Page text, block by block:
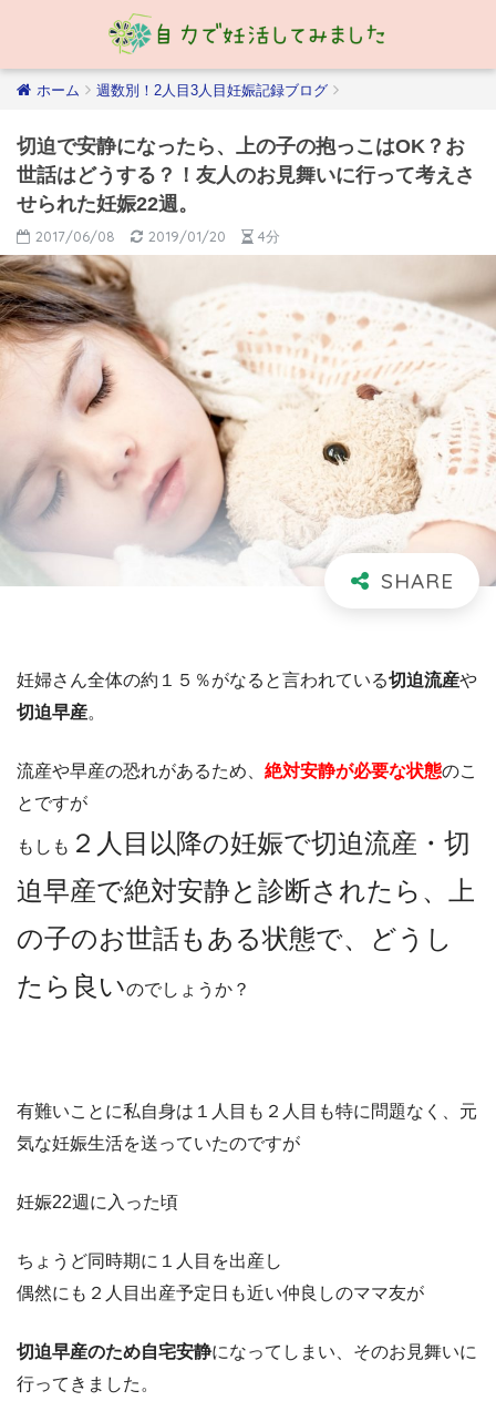
ホーム 週数別！2人目3人目妊娠記録ブログ
切迫で安静になったら、上の子の抱っこはOK？お
世話はどうする？！友人のお見舞いに行って考えさ
せられた妊娠22週。
2017/06/08 2019/01/20 4分
妊婦さん全体の約１５％がなると言われている切迫流産や
切迫早産。
流産や早産の恐れがあるため、 絶対安静が必要な状態のこ
とですが
もしも ２人目以降の妊娠で切迫流産・切
迫早産で絶対安静と診断されたら、上
の子のお世話もある状態で、どうし
たら良いのでしょうか？
有難いことに私自身は１人目も２人目も特に問題なく、元
気な妊娠生活を送っていたのですが
妊娠22週に入った頃
ちょうど同時期に１人目を出産し
偶然にも２人目出産予定日も近い仲良しのママ友が
切迫早産のため自宅安静になってしまい、そのお見舞いに
行ってきました。